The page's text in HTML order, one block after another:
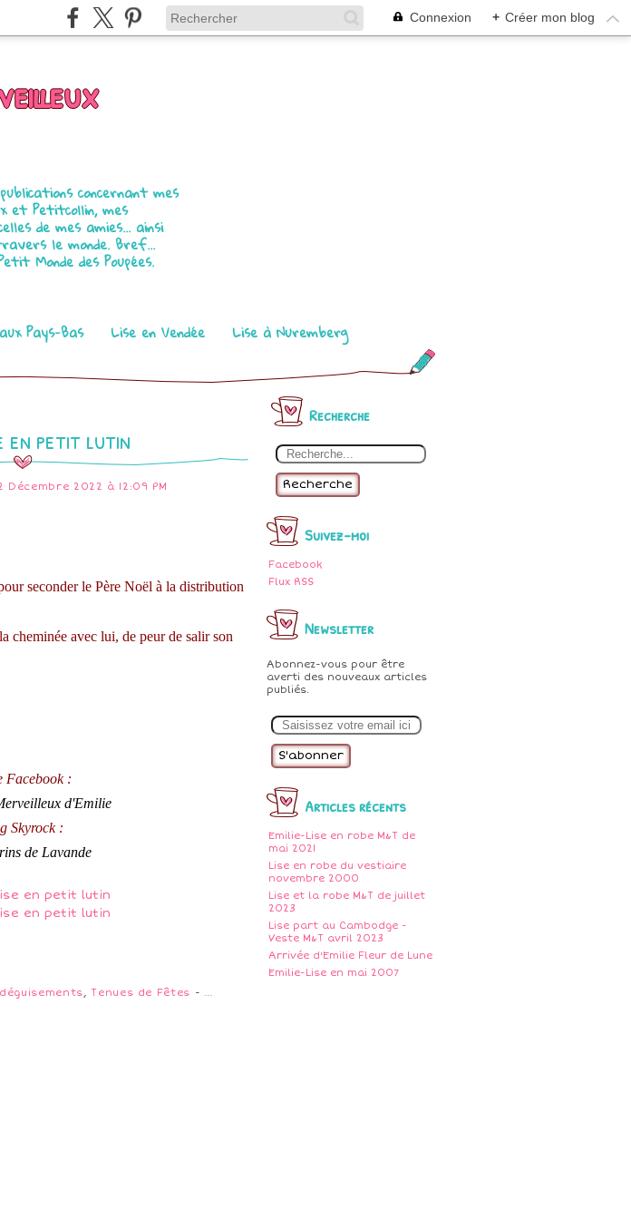
Connexion + Créer mon blog
concernant mes
et Petitcollin, mes
de mes amies... ainsi
le monde. Bref...
Monde des Poupées.
Pays-Bas Lise en Vendée
Lise à Nuremberg
Recherche
Recherche
Suivez-moi
Facebook
Flux RSS
Newsletter
Abonnez-vous pour être
averti des nouveaux articles
publiés.
m
Articles récents
Emilie-Lise en robe M&T de
mai 2021
Lise en robe du vestiaire
novembre 2000
Lise et la robe M&T de juillet
2023
Lise part au Cambodge -
Veste M&T avril 2023
Arrivée d'Emilie Fleur de Lune
Emilie-Lise en mai 2007
en petit lutin
Décembre 2022 à 12:09 PM
seconder le Père Noël à la distribution
cheminée avec lui, de peur de salir son
Facebook :
d'Emilie
Skyrock :
de Lavande
déguisements, Tenues de Fêtes - …